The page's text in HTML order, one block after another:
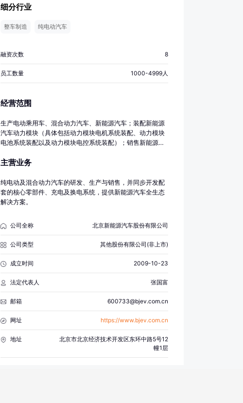
细分行业
整车制造 纯电动汽车
融资次数 8
员工数量 1000-4999人
经营范围
生产电动乘用车、混合动力汽车、新能源汽车；装配新能源
汽车动力模块（具体包括动力模块电机系统装配、动力模块
电池系统装配以及动力模块电控系统装配）；销售新能源汽
动力模块系统零部件；软件开发；经济贸易咨询；汽车装
术转让、技术咨询。（市场主体依法自主选择经营项目，开
展经营活动；依法须经批准的项目，经相关部门批准后依批
准的内容开展经营活动；不得从事国家和本市产业政策禁止
主营业务
纯电动及混合动力汽车的研发、生产与销售，并同步开发配
套的核心零部件、充电及换电系统，提供新能源汽车全生态
解决方案。
公司全称 北京新能源汽车股份有限公司
公司类型 其他股份有限公司(非上市)
成立时间 2009-10-23
法定代表人 张国富
邮箱 600733@bjev.com.cn
网址 https://www.bjev.com.cn
地址
北京市北京经济技术开发区东环中路5号12
幢1层